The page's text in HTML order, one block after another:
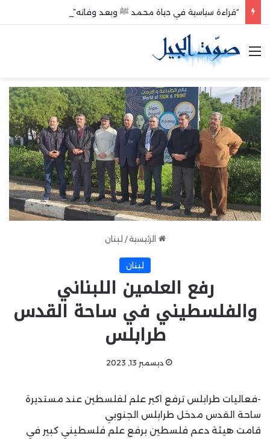
“قراءة سياسية في حياة محمد ﷺ وبعد وفاته”
القائمة
الرئيسية / لبنان
لبنان
رفع العلمين اللبناني
والفلسطيني في ساحة القدس
طرابلس
ديسمبر 13, 2023
-فعاليات طرابلس ترفع اكبر علم لفلسطين عند مستديرة
ساحة القدس مدخل طرابلس الجنوبي
قامت هيئة دعم فلسطين برفع علم فلسطيني كبير في